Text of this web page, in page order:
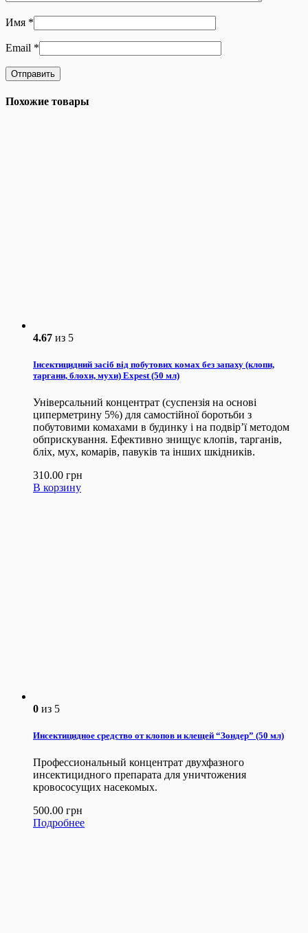
Имя *
Email *
Похожие товары
4.67 из 5
Інсектицидний засіб від побутових комах без запаху (клопи,
таргани, блохи, мухи) Expest (50 мл)
Універсальний концентрат (суспензія на основі
циперметрину 5%) для самостійної боротьби з
побутовими комахами в будинку і на подвір’ї методом
обприскування. Ефективно знищує клопів, тарганів,
бліх, мух, комарів, павуків та інших шкідників.
310.00 грн
В корзину
0 из 5
Инсектицидное средство от клопов и клещей “Зондер” (50 мл)
Профессиональный концентрат двухфазного
инсектицидного препарата для уничтожения
кровососущих насекомых.
500.00 грн
Подробнее